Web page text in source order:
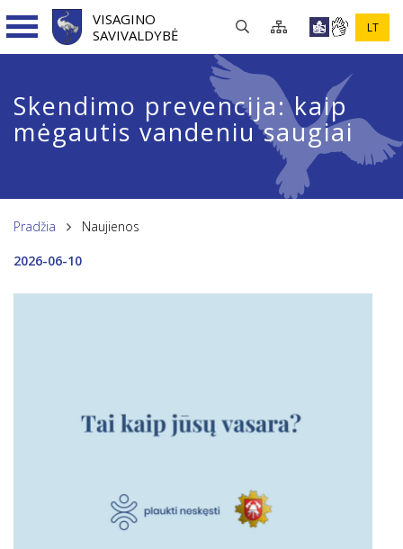
VISAGINO
SAVIVALDYBĖ
LT
Skendimo prevencija: kaip
mėgautis vandeniu saugiai
Pradžia
Naujienos
2026-06-10